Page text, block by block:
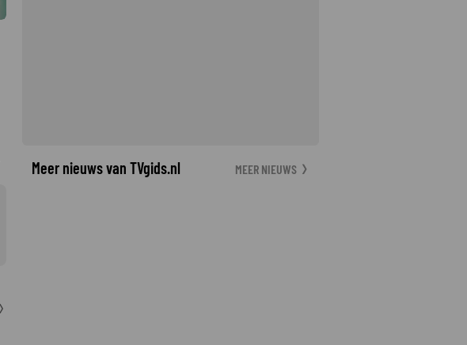
Meer nieuws van TVgids.nl MEER NIEUWS